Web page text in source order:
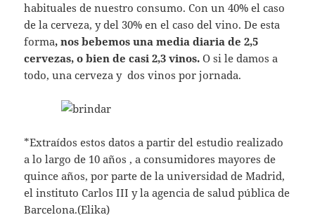
habituales de nuestro consumo. Con un 40% el caso
de la cerveza, y del 30% en el caso del vino. De esta
forma, nos bebemos una media diaria de 2,5
cervezas, o bien de casi 2,3 vinos. O si le damos a
todo, una cerveza y dos vinos por jornada.
*Extraídos estos datos a partir del estudio realizado
a lo largo de 10 años , a consumidores mayores de
quince años, por parte de la universidad de Madrid,
el instituto Carlos III y la agencia de salud pública de
Barcelona.(Elika)